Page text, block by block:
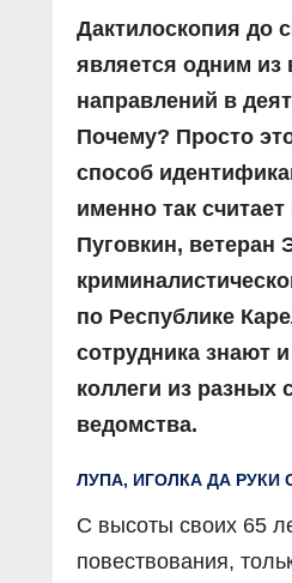
Дактилоскопия до
является одним из
направлений в
Почему? Просто
способ
именно так
Пуговкин, ветеран
по Республике
сотрудника знают
коллеги из разных
ведомства.
ЛУПА, ИГОЛКА ДА РУКИ
С высоты своих 65
повествования,